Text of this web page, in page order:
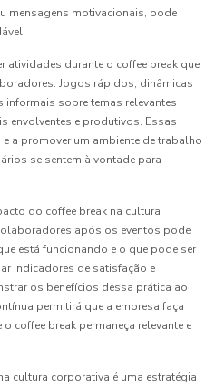
mensagens motivacionais, pode
atividades durante o coffee break que
Jogos rápidos, dinâmicas
sobre temas relevantes
envolventes e produtivos. Essas
a promover um ambiente de trabalho
se sentem à vontade para
do coffee break na cultura
após os eventos pode
está funcionando e o que pode ser
indicadores de satisfação e
os benefícios dessa prática ao
permitirá que a empresa faça
coffee break permaneça relevante e
cultura corporativa é uma estratégia